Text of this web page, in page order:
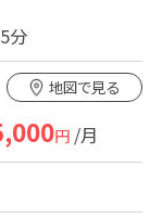
な魅力のひと
然と人が集ま
住人同士で食事
有したりと、日
方で、個室で
、メリハリの
分
地図で見る
円/月